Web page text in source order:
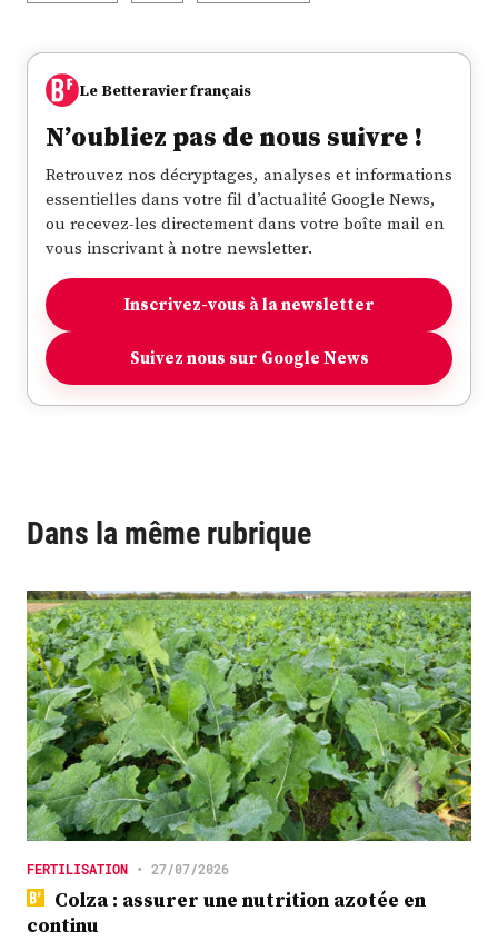
Le Betteravier français
N’oubliez pas de nous suivre !
Retrouvez nos décryptages, analyses et informations
essentielles dans votre fil d’actualité Google News,
ou recevez-les directement dans votre boîte mail en
vous inscrivant à notre newsletter.
Inscrivez-vous à la newsletter
Suivez nous sur Google News
Dans la même rubrique
FERTILISATION • 27/07/2026
Colza : assurer une nutrition azotée en
continu